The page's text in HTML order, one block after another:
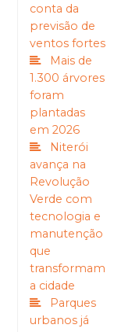
conta da
previsão de
ventos fortes
Mais de
1.300 árvores
foram
plantadas
em 2026
Niterói
avança na
Revolução
Verde com
tecnologia e
manutenção
que
transformam
a cidade
Parques
urbanos já